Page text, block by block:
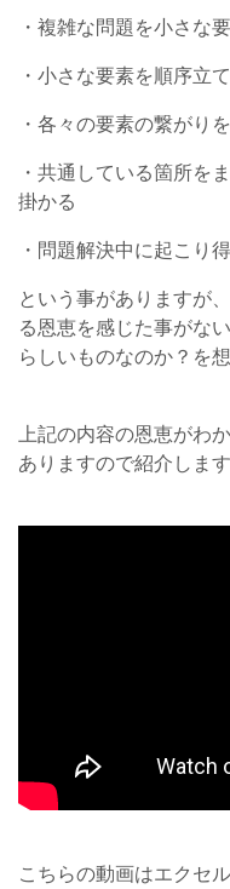
・複雑な問題を小さな
・小さな要素を順序立
・各々の要素の繋がり
・共通している箇所を
掛かる
・問題解決中に起こり
という事がありますが
る恩恵を感じた事がな
らしいものなのか？を
上記の内容の恩恵がわ
ありますので紹介します
こちらの動画はエクセ